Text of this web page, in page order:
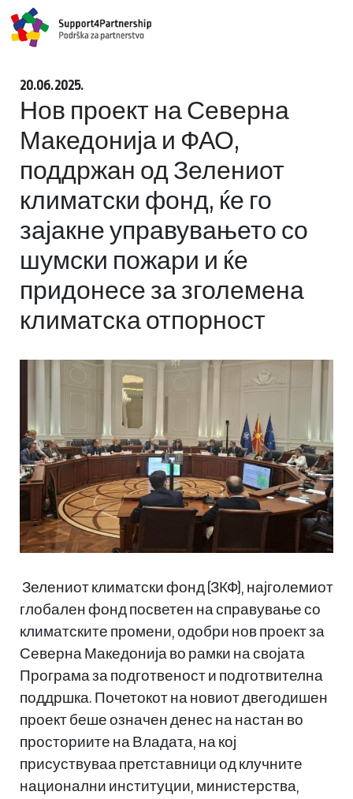
20.06.2025.
Нов проект на Северна
Македонија и ФАО,
поддржан од Зелениот
климатски фонд, ќе го
зајакне управувањето со
шумски пожари и ќе
придонесе за зголемена
климатска отпорност
Зелениот климатски фонд (ЗКФ), најголемиот
глобален фонд посветен на справување со
климатските промени, одобри нов проект за
Северна Македонија во рамки на својата
Програма за подготвеност и подготвителна
поддршка. Почетокот на новиот двегодишен
проект беше означен денес на настан во
просториите на Владата, на кој
присуствуваа претставници од клучните
национални институции, министерства,